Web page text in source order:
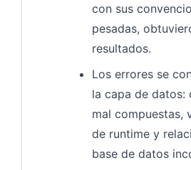
con sus
pesadas,
resultados.
Los errores se
la capa de datos:
mal compuestas,
de runtime y
base de datos